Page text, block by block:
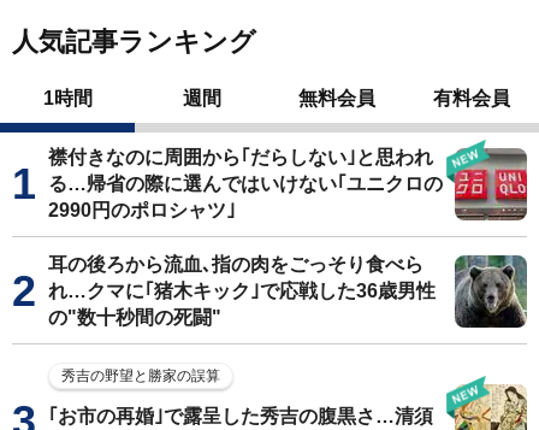
人気記事ランキング
1時間 週間 無料会員 有料会員
襟付きなのに周囲から｢だらしない｣と思われ
る…帰省の際に選んではいけない｢ユニクロの
2990円のポロシャツ｣
耳の後ろから流血､指の肉をごっそり食べら
れ…クマに｢猪木キック｣で応戦した36歳男性
の"数十秒間の死闘"
秀吉の野望と勝家の誤算
｢お市の再婚｣で露呈した秀吉の腹黒さ…清須